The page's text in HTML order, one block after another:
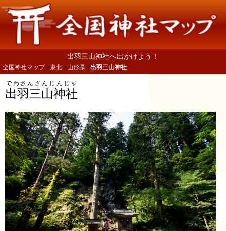
出羽三山神社へ出かけよう！
全国神社マップ 東北 山形県 出羽三山神社
出羽三山神社
でわさんざんじんじゃ